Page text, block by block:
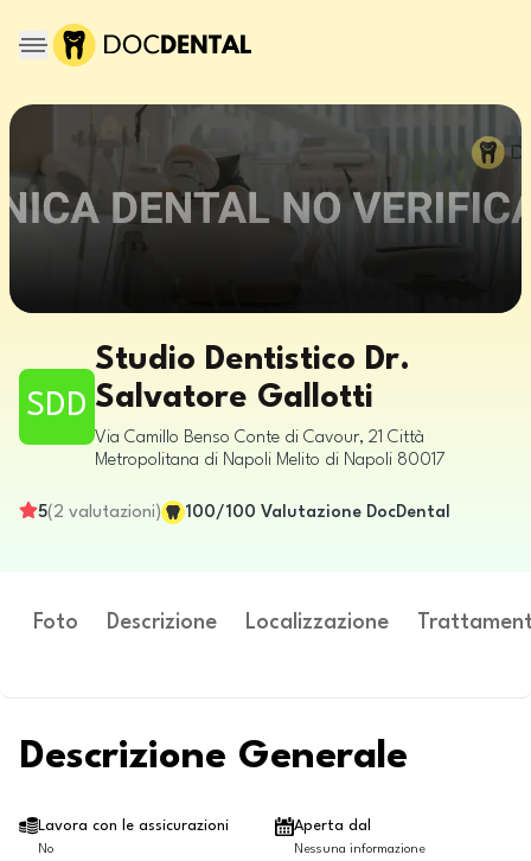
SDD
Studio Dentistico Dr.
Salvatore Gallotti
Via Camillo Benso Conte di Cavour, 21 Città
Metropolitana di Napoli Melito di Napoli 80017
5( 2 valutazioni) 100/100 Valutazione DocDental
Foto Descrizione Localizzazione
Descrizione Generale
Lavora con le assicurazioni
No
Aperta dal
Nessuna informazione